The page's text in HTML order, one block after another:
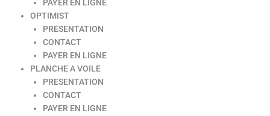
PAYER EN LIGNE
OPTIMIST
PRESENTATION
CONTACT
PAYER EN LIGNE
PLANCHE A VOILE
PRESENTATION
CONTACT
PAYER EN LIGNE